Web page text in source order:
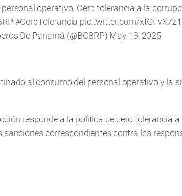
operativo. Cero tolerancia a la
#CeroTolerancia pic.twitter.com/
De Panamá (@BCBRP) May 13, 2025
al consumo del personal operativo y la
responde a la política de cero tolerancia
sanciones correspondientes contra los